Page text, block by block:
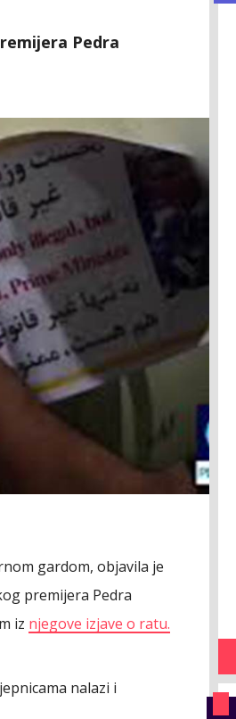
Pedra
gardom, objavila je
premijera Pedra
iz njegove izjave o ratu.
nalazi i